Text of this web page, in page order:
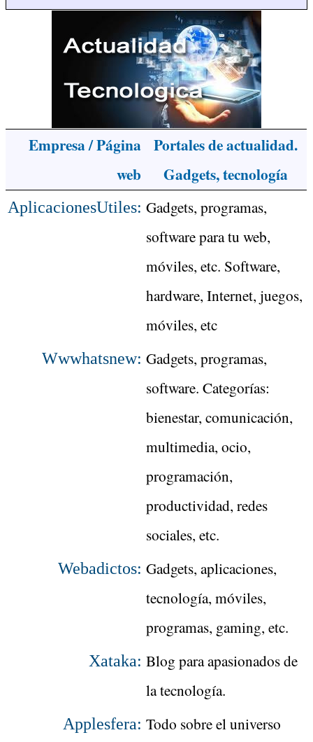
Empresa / Página
web
Portales de actualidad.
Gadgets, tecnología
AplicacionesUtiles: Gadgets, programas,
software para tu web,
móviles, etc. Software,
hardware, Internet, juegos,
móviles, etc
Wwwhatsnew: Gadgets, programas,
software. Categorías:
bienestar, comunicación,
multimedia, ocio,
programación,
productividad, redes
sociales, etc.
Webadictos: Gadgets, aplicaciones,
tecnología, móviles,
programas, gaming, etc.
Xataka: Blog para apasionados de
la tecnología.
Applesfera: Todo sobre el universo